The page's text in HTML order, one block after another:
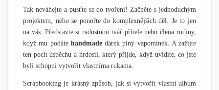
Tak neváhejte a pusťte se do tvoření! Začněte s jednoduchým
projektem, nebo se ponořte do komplexnějších děl. Je to jen
na vás. Představte si radostnou tvář přítele nebo člena rodiny,
když mu podáte handmadedárek plný vzpomínek. A zažijte
ten pocit úspěchu a hrdosti, který přijde, když uvidíte, co jste
byli schopni vytvořit vlastníma rukama.
Scrapbooking je krásný způsob, jak si vytvořit vlastní album